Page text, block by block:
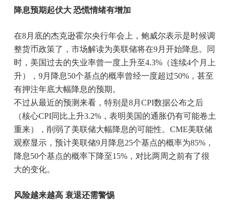
降息预期起伏大 恐慌情绪有增加
在8月底的杰克逊霍尔央行年会上，鲍威尔表示是时候调
整货币政策了，市场解读为美联储将在9月开始降息。同
时，美国过去的失业率曾一度上升至4.3%（连续4个月上
升），9月降息50个基点的概率曾经一度超过50%，甚至
有押注年底大幅降息的预期。
不过从最近的预测来看，特别是8月CPI数据公布之后
（核心CPI同比上升3.2%，表明美国的通胀仍有可能卷土
重来），削弱了美联储大幅降息的可能性。CME美联储
观察显示，预计美联储9月降息25个基点的概率为85%，
降息50个基点的概率下降至15%，对比两周之前有了很
大的变化。
风险越来越高 衰退还需警惕